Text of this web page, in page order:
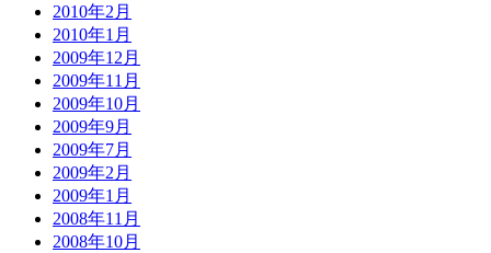
2010年2月
2010年1月
2009年12月
2009年11月
2009年10月
2009年9月
2009年7月
2009年2月
2009年1月
2008年11月
2008年10月